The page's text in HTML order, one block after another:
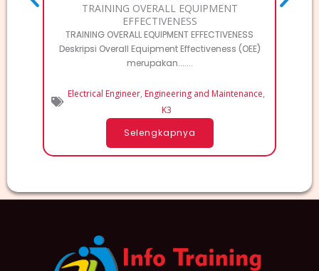
TRAINING OVERALL EQUIPMENT
EFFECTIVENESS
TRAINING OVERALL EQUIPMENT EFFECTIVENESS
Deskripsi Overall Equipment Effectiveness (OEE)
merupakan.......
Electrical Engineer, Engineering and Maintenance,
K3
Selengkapnya